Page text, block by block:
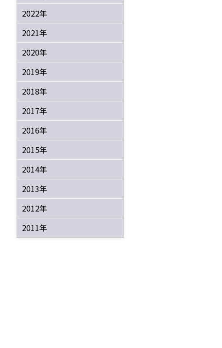
2022年
2021年
2020年
2019年
2018年
2017年
2016年
2015年
2014年
2013年
2012年
2011年